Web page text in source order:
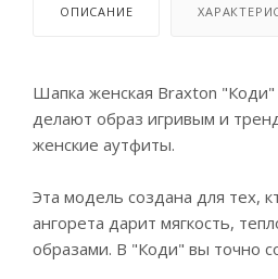
ОПИСАНИЕ
Шапка женская Braxton
делают образ игривым и
женские аутфиты.
Эта модель создана для тех,
ангорета дарит мягкость,
образами. В "Коди" вы точно